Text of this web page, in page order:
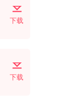
下载
下载